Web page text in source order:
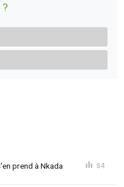
prend à Nkada 84